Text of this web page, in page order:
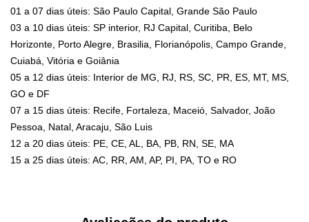
01 a 07 dias úteis: São Paulo Capital, Grande São Paulo
03 a 10 dias úteis: SP interior, RJ Capital, Curitiba, Belo
Horizonte, Porto Alegre, Brasilia, Florianópolis, Campo Grande,
Cuiabá, Vitória e Goiânia
05 a 12 dias úteis: Interior de MG, RJ, RS, SC, PR, ES, MT, MS,
GO e DF
07 a 15 dias úteis: Recife, Fortaleza, Maceió, Salvador, João
Pessoa, Natal, Aracaju, São Luis
12 a 20 dias úteis: PE, CE, AL, BA, PB, RN, SE, MA
15 a 25 dias úteis: AC, RR, AM, AP, PI, PA, TO e RO